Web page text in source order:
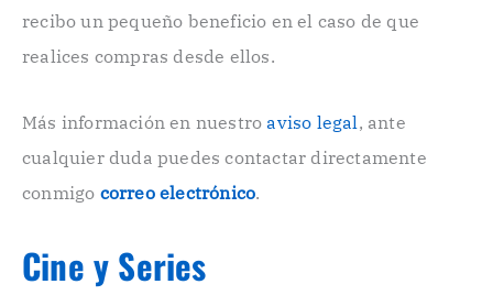
ó
n
o
.
recibo un pequeño beneficio en el caso de que
realices compras desde ellos.
Más información en nuestroaviso legal, ante
cualquier duda puedes contactar directamente
conmigo correo electrónico.
Cine y Series